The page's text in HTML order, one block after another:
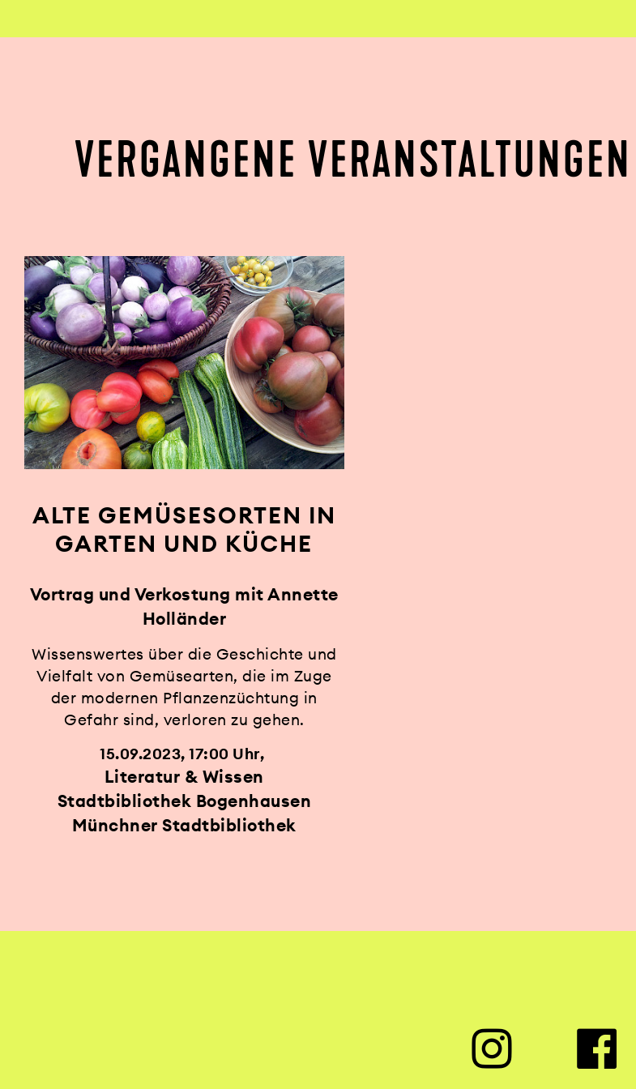
VERGANGENE
ALTE GEMÜSESORTEN IN
GARTEN UND KÜCHE
Vortrag und Verkostung mit Annette
Holländer
Wissenswertes über die Geschichte und
Vielfalt von Gemüsearten, die im Zuge
der modernen Pflanzenzüchtung in
Gefahr sind, verloren zu gehen.
15.09.2023, 17:00 Uhr
Literatur & Wissen
Stadtbibliothek Bogenhausen
Münchner Stadtbibliothek